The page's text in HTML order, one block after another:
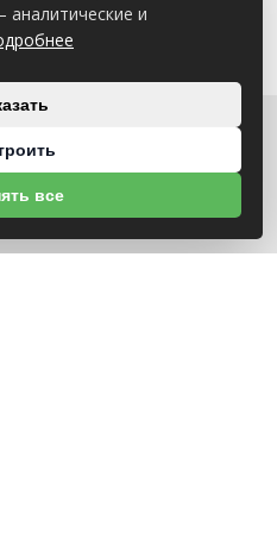
аналитические и
все